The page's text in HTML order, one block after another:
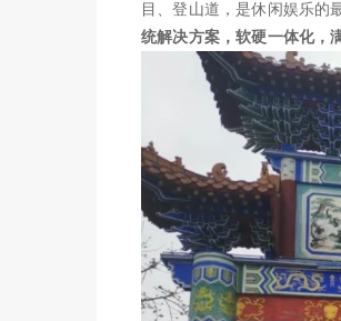
目、登山道，是休闲娱乐的
统解决方案，软硬一体化，